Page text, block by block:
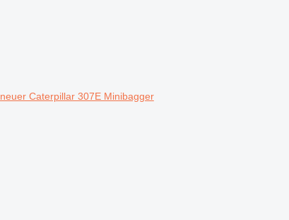
neuer Caterpillar 307E Minibagger